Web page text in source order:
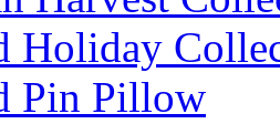
Holiday
Pin Pillow